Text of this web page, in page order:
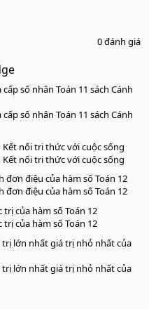
0 đánh giá
số nhân Toán 11 sách Cánh
số nhân Toán 11 sách Cánh
Kết nối tri thức với cuộc sống
Kết nối tri thức với cuộc sống
đơn điệu của hàm số Toán 12
đơn điệu của hàm số Toán 12
của hàm số Toán 12
của hàm số Toán 12
trị lớn nhất giá trị nhỏ nhất của
trị lớn nhất giá trị nhỏ nhất của